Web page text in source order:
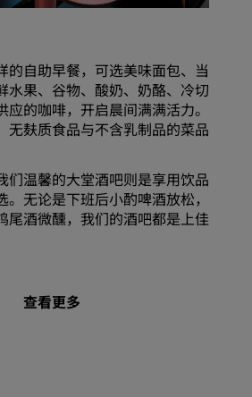
的自助早餐，可选美味面包、当
水果、谷物、酸奶、奶酪、冷切
应的咖啡，开启晨间满满活力。
无麸质食品与不含乳制品的菜品
们温馨的大堂酒吧则是享用饮品
。无论是下班后小酌啤酒放松，
尾酒微醺，我们的酒吧都是上佳
查看更多